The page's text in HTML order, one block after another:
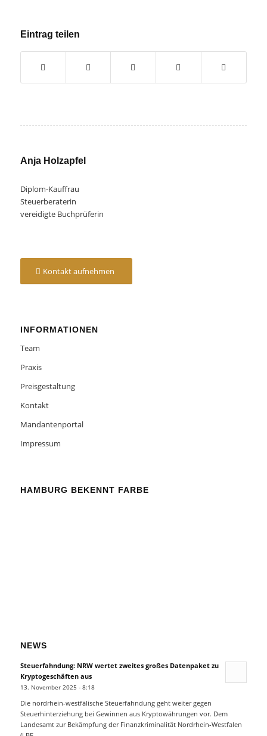
Eintrag teilen
Anja Holzapfel
Diplom-Kauffrau
Steuerberaterin
vereidigte Buchprüferin
Kontakt aufnehmen
INFORMATIONEN
Team
Praxis
Preisgestaltung
Kontakt
Mandantenportal
Impressum
HAMBURG BEKENNT FARBE
NEWS
Steuerfahndung: NRW wertet zweites großes Datenpaket zu
Kryptogeschäften aus
13. November 2025 - 8:18
Die nordrhein-westfälische Steuerfahndung geht weiter gegen
Steuerhinterziehung bei Gewinnen aus Kryptowährungen vor. Dem
Landesamt zur Bekämpfung der Finanzkriminalität Nordrhein-Westfalen